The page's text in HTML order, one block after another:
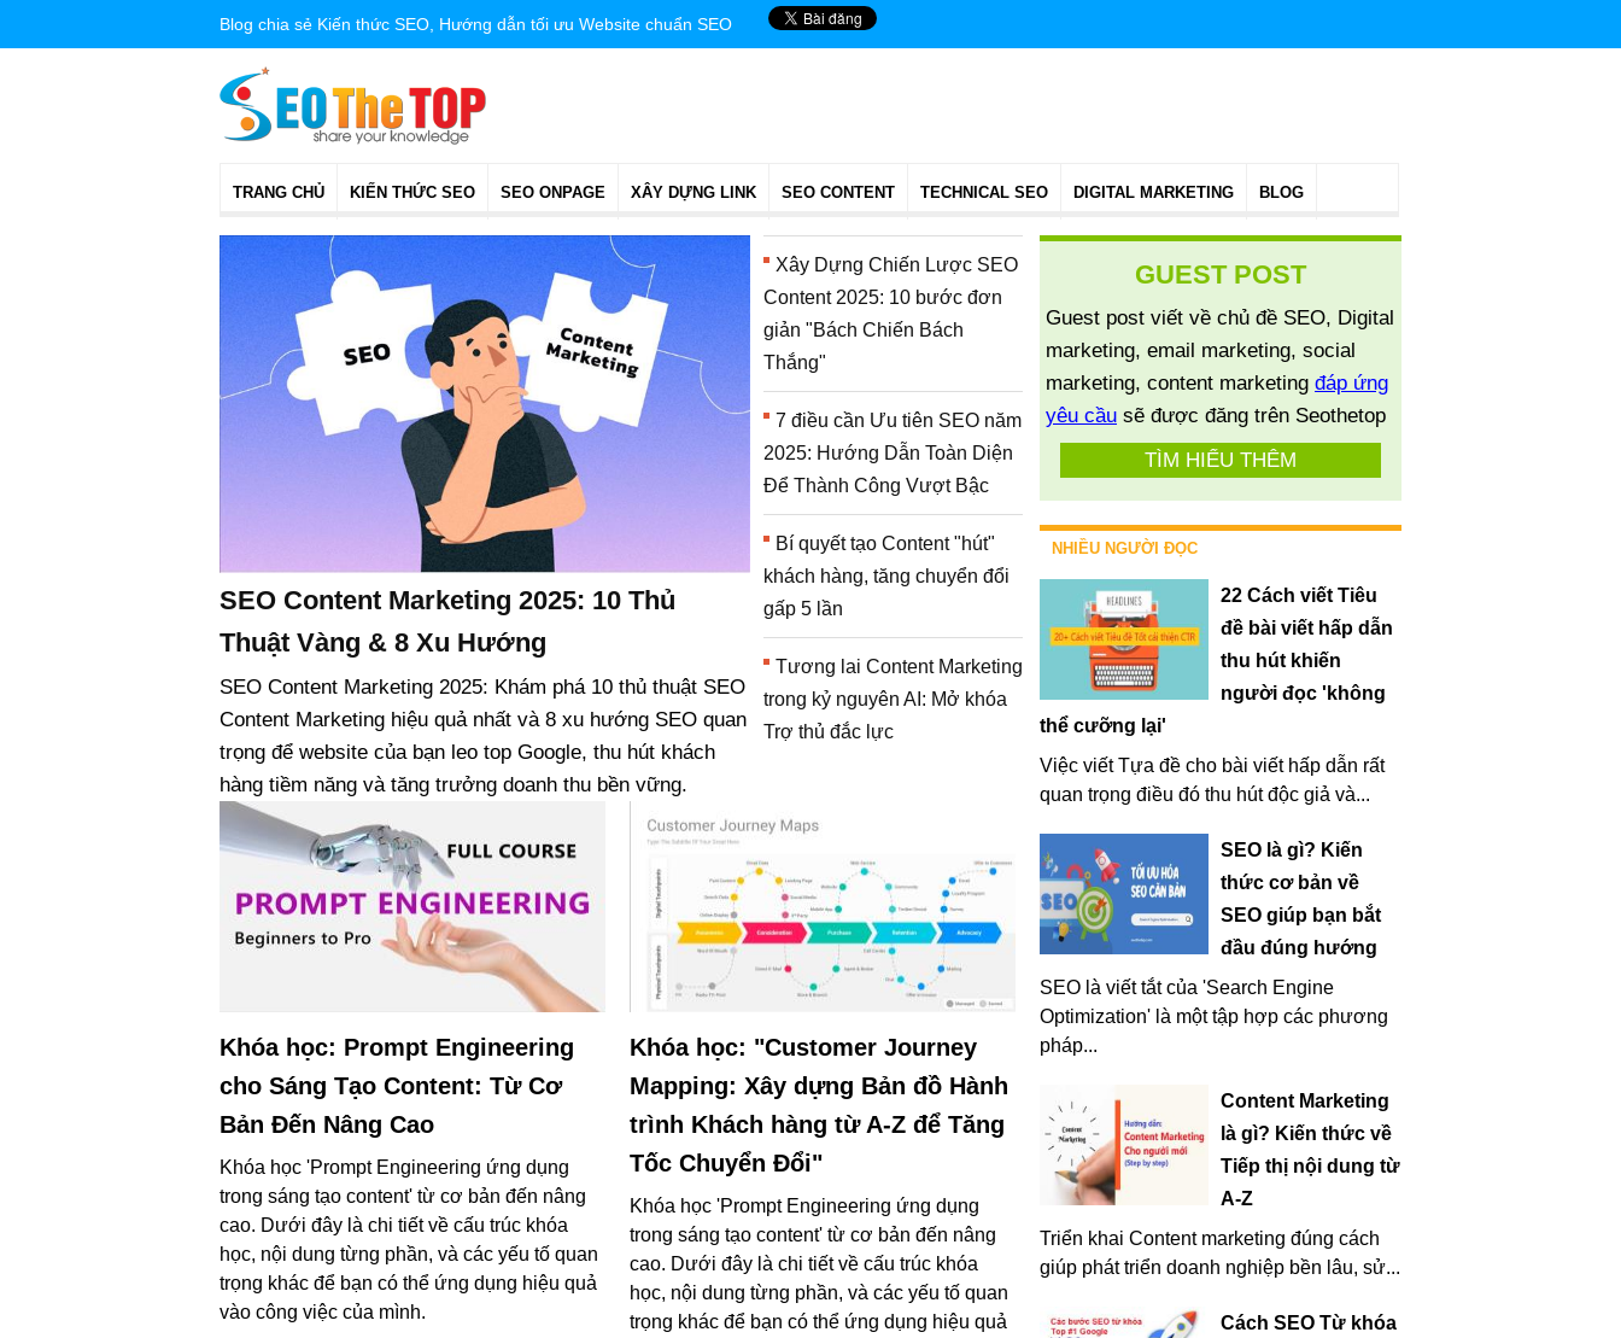
Blog chia sẻ Kiến thức SEO, Hướng dẫn tối ưu Website chuẩn SEO
TRANG CHỦ KIẾN THỨC SEO SEO ONPAGE XÂY DỰNG LINK SEO CONTENT TECHNICAL SEO DIGITAL MARKETING BLOG
SEO Content Marketing 2025: 10 Thủ
Thuật Vàng & 8 Xu Hướng
SEO Content Marketing 2025: Khám phá 10 thủ thuật SEO
Content Marketing hiệu quả nhất và 8 xu hướng SEO quan
trọng để website của bạn leo top Google, thu hút khách
hàng tiềm năng và tăng trưởng doanh thu bền vững.
Xây Dựng Chiến Lược SEO
Content 2025: 10 bước đơn
giản "Bách Chiến Bách
Thắng"
7 điều cần Ưu tiên SEO năm
2025: Hướng Dẫn Toàn Diện
Để Thành Công Vượt Bậc
Bí quyết tạo Content "hút"
khách hàng, tăng chuyển đổi
gấp 5 lần
Tương lai Content Marketing
trong kỷ nguyên AI: Mở khóa
Trợ thủ đắc lực
Khóa học: Prompt Engineering
cho Sáng Tạo Content: Từ Cơ
Bản Đến Nâng Cao
Khóa học 'Prompt Engineering ứng dụng
trong sáng tạo content' từ cơ bản đến nâng
cao. Dưới đây là chi tiết về cấu trúc khóa
học, nội dung từng phần, và các yếu tố quan
trọng khác để bạn có thể ứng dụng hiệu quả
vào công việc của mình.
Khóa học: "Customer Journey
Mapping: Xây dựng Bản đồ Hành
trình Khách hàng từ A-Z để Tăng
Tốc Chuyển Đổi"
Khóa học 'Prompt Engineering ứng dụng
trong sáng tạo content' từ cơ bản đến nâng
cao. Dưới đây là chi tiết về cấu trúc khóa
học, nội dung từng phần, và các yếu tố quan
trọng khác để bạn có thể ứng dụng hiệu quả
GUEST POST
Guest post viết về chủ đề SEO, Digital
marketing, email marketing, social
marketing, content marketing đáp ứng
yêu cầu sẽ được đăng trên Seothetop
TÌM HIỂU THÊM
NHIỀU NGƯỜI ĐỌC
22 Cách viết Tiêu
đề bài viết hấp dẫn
thu hút khiến
người đọc 'không
thể cưỡng lại'
Việc viết Tựa đề cho bài viết hấp dẫn rất
quan trọng điều đó thu hút độc giả và...
SEO là gì? Kiến
thức cơ bản về
SEO giúp bạn bắt
đầu đúng hướng
SEO là viết tắt của 'Search Engine
Optimization' là một tập hợp các phương
pháp...
Content Marketing
là gì? Kiến thức về
Tiếp thị nội dung từ
A-Z
Triển khai Content marketing đúng cách
giúp phát triển doanh nghiệp bền lâu, sử...
Cách SEO Từ khóa